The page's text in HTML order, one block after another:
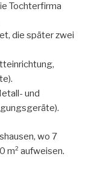
Tochterfirma
die später zwei
und
wo 7
m² aufweisen.